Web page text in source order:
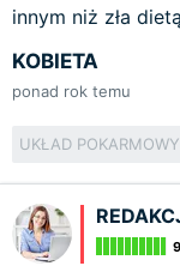
innym niż zła
KOBIETA
ponad rok temu
UKŁAD POKARMOWY